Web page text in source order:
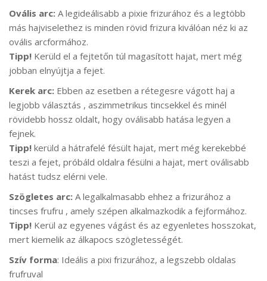
Ovális arc: A legideálisabb a pixie frizurához és a legtöbb
más hajviselethez is minden rövid frizura kiválóan néz ki az
ovális arcformához.
Tipp! Kerüld el a fejtetőn túl magasított hajat, mert még
jobban elnyújtja a fejet.
Kerek arc: Ebben az esetben a rétegesre vágott haj a
legjobb választás , aszimmetrikus tincsekkel és minél
rövidebb hossz oldalt, hogy oválisabb hatása legyen a
fejnek.
Tipp! kerüld a hátrafelé fésült hajat, mert még kerekebbé
teszi a fejet, próbáld oldalra fésülni a hajat, mert oválisabb
hatást tudsz elérni vele.
Szögletes arc: A legalkalmasabb ehhez a frizurához a
tincses frufru , amely szépen alkalmazkodik a fejformához.
Tipp! Kerül az egyenes vágást és az egyenletes hosszokat,
mert kiemelik az álkapocs szögletességét.
Szív forma: Ideális a pixi frizurához, a legszebb oldalas
frufruval